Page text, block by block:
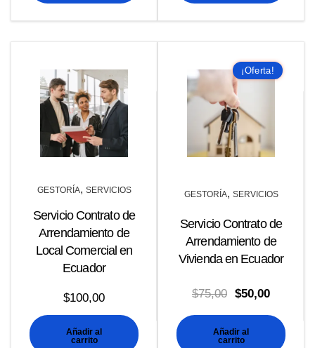
GESTORÍA, SERVICIOS
Servicio Contrato de
Arrendamiento de
Local Comercial en
Ecuador
$100,00
Añadir al
carrito
¡Oferta!
GESTORÍA, SERVICIOS
Servicio Contrato de
Arrendamiento de
Vivienda en Ecuador
$75,00 El
precio
original
$50,00El
precio
actual
Añadir al
carrito